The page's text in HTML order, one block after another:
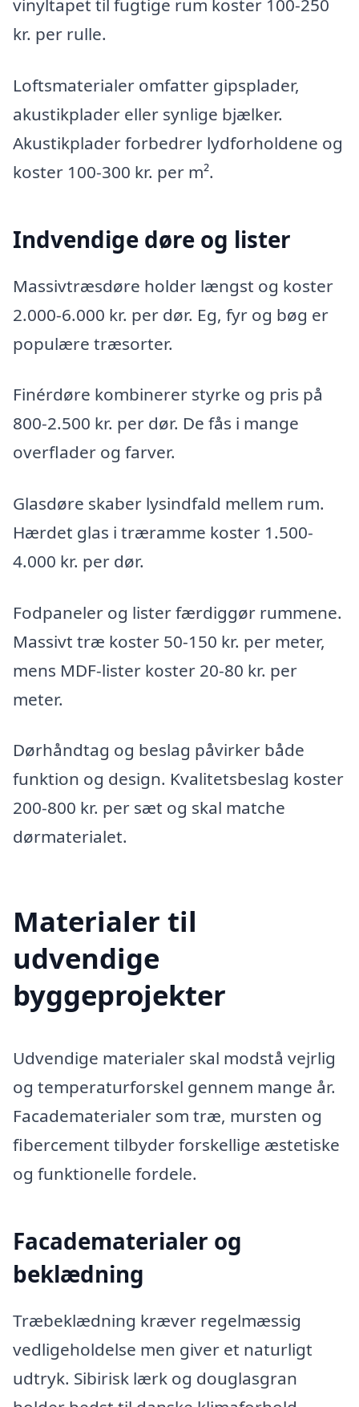
vinyltapet til fugtige rum koster 100-250
kr. per rulle.
Loftsmaterialer omfatter gipsplader,
akustikplader eller synlige bjælker.
Akustikplader forbedrer lydforholdene og
koster 100-300 kr. per m².
Indvendige døre og lister
Massivtræsdøre holder længst og koster
2.000-6.000 kr. per dør. Eg, fyr og bøg er
populære træsorter.
Finérdøre kombinerer styrke og pris på
800-2.500 kr. per dør. De fås i mange
overflader og farver.
Glasdøre skaber lysindfald mellem rum.
Hærdet glas i træramme koster 1.500-
4.000 kr. per dør.
Fodpaneler og lister færdiggør rummene.
Massivt træ koster 50-150 kr. per meter,
mens MDF-lister koster 20-80 kr. per
meter.
Dørhåndtag og beslag påvirker både
funktion og design. Kvalitetsbeslag koster
200-800 kr. per sæt og skal matche
dørmaterialet.
Materialer til
udvendige
byggeprojekter
Udvendige materialer skal modstå vejrlig
og temperaturforskel gennem mange år.
Facadematerialer som træ, mursten og
fibercement tilbyder forskellige æstetiske
og funktionelle fordele.
Facadematerialer og
beklædning
Træbeklædning kræver regelmæssig
vedligeholdelse men giver et naturligt
udtryk. Sibirisk lærk og douglasgran